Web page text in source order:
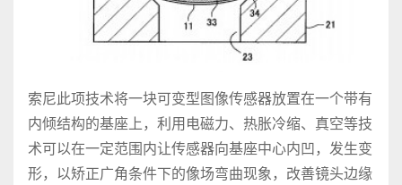
索尼此项技术将一块可变型图像传感器放置在一个带有
内倾结构的基座上，利用电磁力、热胀冷缩、真空等技
术可以在一定范围内让传感器向基座中心内凹，发生变
形，以矫正广角条件下的像场弯曲现象，改善镜头边缘